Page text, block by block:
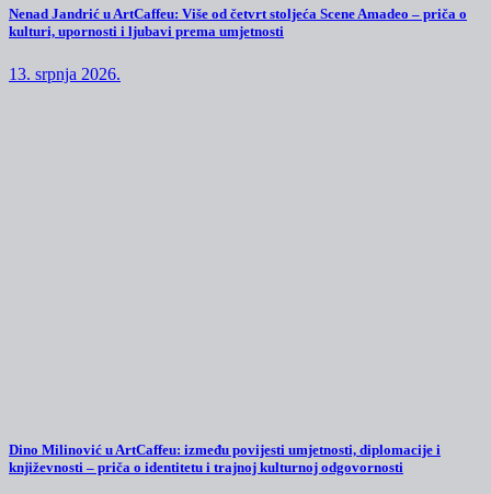
Nenad Jandrić u ArtCaffeu: Više od četvrt stoljeća Scene Amadeo – priča o
kulturi, upornosti i ljubavi prema umjetnosti
13. srpnja 2026.
Dino Milinović u ArtCaffeu: između povijesti umjetnosti, diplomacije i
književnosti – priča o identitetu i trajnoj kulturnoj odgovornosti